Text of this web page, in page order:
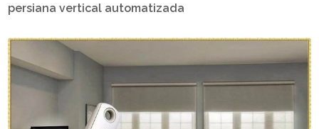
persiana vertical automatizada